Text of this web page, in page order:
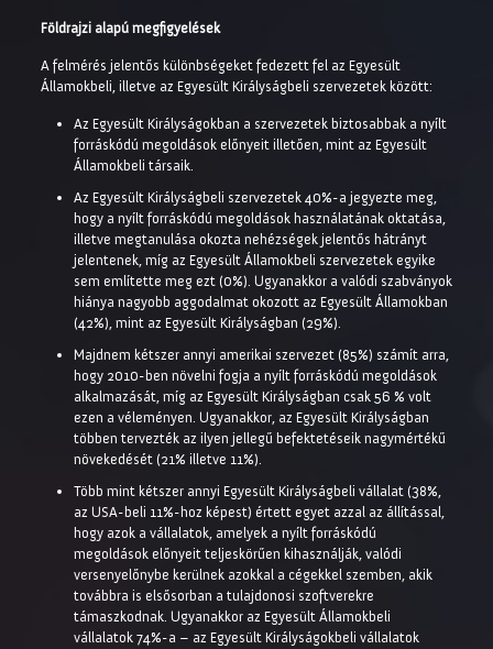
Földrajzi alapú megfigyelések
A felmérés jelentős különbségeket fedezett fel az Egyesült
Államokbeli, illetve az Egyesült Királyságbeli szervezetek között:
Az Egyesült Királyságokban a szervezetek biztosabbak a nyílt
forráskódú megoldások előnyeit illetően, mint az Egyesült
Államokbeli társaik.
Az Egyesült Királyságbeli szervezetek 40%-a jegyezte meg,
hogy a nyílt forráskódú megoldások használatának oktatása,
illetve megtanulása okozta nehézségek jelentős hátrányt
jelentenek, míg az Egyesült Államokbeli szervezetek egyike
sem említette meg ezt (0%). Ugyanakkor a valódi szabványok
hiánya nagyobb aggodalmat okozott az Egyesült Államokban
(42%), mint az Egyesült Királyságban (29%).
Majdnem kétszer annyi amerikai szervezet (85%) számít arra,
hogy 2010-ben növelni fogja a nyílt forráskódú megoldások
alkalmazását, míg az Egyesült Királyságban csak 56 % volt
ezen a véleményen. Ugyanakkor, az Egyesült Királyságban
többen tervezték az ilyen jellegű befektetéseik nagymértékű
növekedését (21% illetve 11%).
Több mint kétszer annyi Egyesült Királyságbeli vállalat (38%,
az USA-beli 11%-hoz képest) értett egyet azzal az állítással,
hogy azok a vállalatok, amelyek a nyílt forráskódú
megoldások előnyeit teljeskörűen kihasználják, valódi
versenyelőnybe kerülnek azokkal a cégekkel szemben, akik
továbbra is elsősorban a tulajdonosi szoftverekre
támaszkodnak. Ugyanakkor az Egyesült Államokbeli
vállalatok 74%-a – az Egyesült Királyságokbeli vállalatok